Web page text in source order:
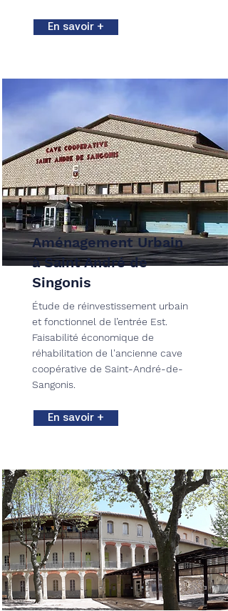
En savoir +
Aménagement Urbain
à Saint André de
Singonis
Étude de réinvestissement urbain
et fonctionnel de l’entrée Est.
Faisabilité économique de
réhabilitation de l'ancienne cave
coopérative de Saint-André-de-
Sangonis.
En savoir +